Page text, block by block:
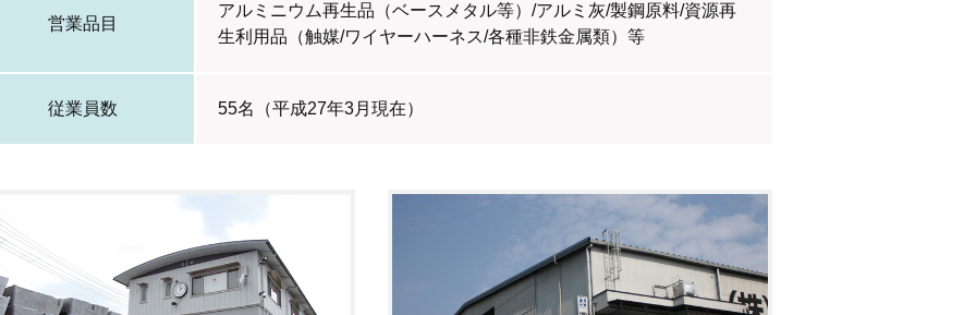
営業品目
アルミニウム再生品（ベースメタル等）/アルミ灰/製鋼原料/資源再
生利用品（触媒/ワイヤーハーネス/各種非鉄金属類）等
従業員数 55名（平成27年3月現在）